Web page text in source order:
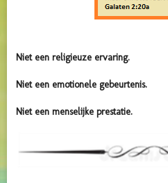
Niet een religieuze ervaring.
Niet een emotionele gebeurtenis.
Niet een menselijke prestatie.